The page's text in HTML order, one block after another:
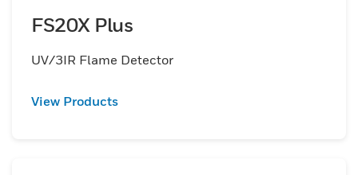
FS20X Plus
UV/3IR Flame Detector
View Products